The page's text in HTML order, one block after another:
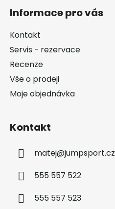
Informace pro vás
Kontakt
Servis - rezervace
Recenze
Vše o prodeji
Moje objednávka
Kontakt
matej@jumpsport.cz
555 557 522
555 557 523